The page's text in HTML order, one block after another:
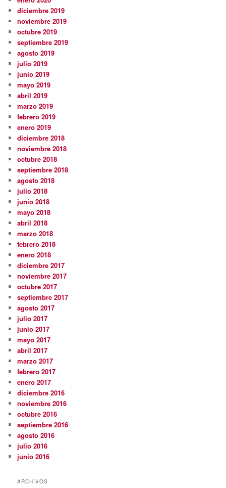
diciembre 2019
noviembre 2019
octubre 2019
septiembre 2019
agosto 2019
julio 2019
junio 2019
mayo 2019
abril 2019
marzo 2019
febrero 2019
enero 2019
diciembre 2018
noviembre 2018
octubre 2018
septiembre 2018
agosto 2018
julio 2018
junio 2018
mayo 2018
abril 2018
marzo 2018
febrero 2018
enero 2018
diciembre 2017
noviembre 2017
octubre 2017
septiembre 2017
agosto 2017
julio 2017
junio 2017
mayo 2017
abril 2017
marzo 2017
febrero 2017
enero 2017
diciembre 2016
noviembre 2016
octubre 2016
septiembre 2016
agosto 2016
julio 2016
junio 2016
ARCHIVOS